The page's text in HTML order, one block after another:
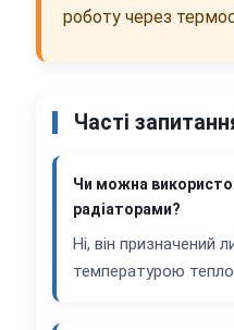
роботу через
Часті
Чи можна
радіаторами?
Ні, він призначений
температурою